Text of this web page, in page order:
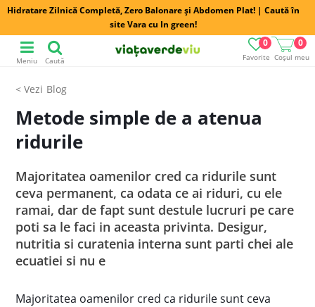
Hidratare Zilnică Completă, Zero Balonare și Abdomen Plat! | Caută în
site Vara cu In green!
Favorite
0
Coșul meu
0
Meniu Caută
Blog
Metode simple de a atenua
ridurile
Majoritatea oamenilor cred ca ridurile sunt
ceva permanent, ca odata ce ai riduri, cu ele
ramai, dar de fapt sunt destule lucruri pe care
poti sa le faci in aceasta privinta. Desigur,
nutritia si curatenia interna sunt parti chei ale
ecuatiei si nu e
Majoritatea oamenilor cred ca ridurile sunt ceva